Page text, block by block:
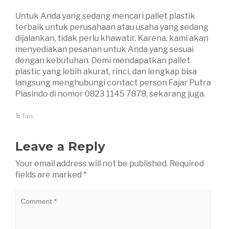
Untuk Anda yang sedang mencari pallet plastik
terbaik untuk perusahaan atau usaha yang sedang
dijalankan, tidak perlu khawatir. Karena, kami akan
menyediakan pesanan untuk Anda yang sesuai
dengan kebutuhan. Demi mendapatkan pallet
plastic yang lebih akurat, rinci, dan lengkap bisa
langsung menghubungi contact person Fajar Putra
Plasindo di nomor 0823 1145 7878, sekarang juga.
Tips
Leave a Reply
Your email address will not be published. Required
fields are marked *